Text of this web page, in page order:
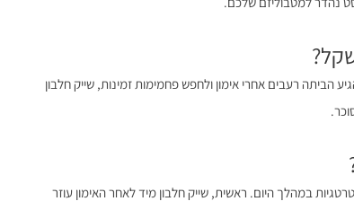
הביתה רעבים אחרי אימון ולחפש פחמימות זמינות, שייק חלבון
במהלך היום. ראשית, שייק חלבון מיד לאחר האימון עוזר